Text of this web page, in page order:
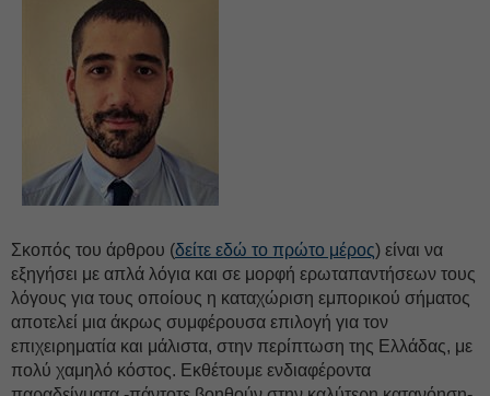
Σκοπός του άρθρου (δείτε εδώ το πρώτο μέρος) είναι να
εξηγήσει με απλά λόγια και σε μορφή ερωταπαντήσεων τους
λόγους για τους οποίους η καταχώριση εμπορικού σήματος
αποτελεί μια άκρως συμφέρουσα επιλογή για τον
επιχειρηματία και μάλιστα, στην περίπτωση της Ελλάδας, με
πολύ χαμηλό κόστος. Εκθέτουμε ενδιαφέροντα